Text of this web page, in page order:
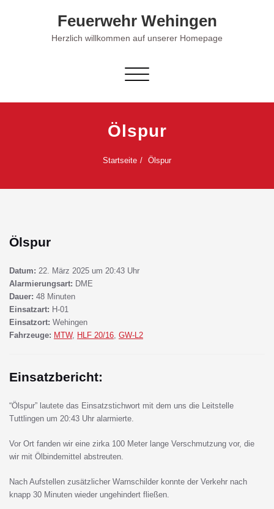
Feuerwehr Wehingen
Herzlich willkommen auf unserer Homepage
Schalte Navigation
Ölspur
Startseite Ölspur
Ölspur
Datum: 22. März 2025 um 20:43 Uhr
Alarmierungsart: DME
Dauer: 48 Minuten
Einsatzart: H-01
Einsatzort: Wehingen
Fahrzeuge: MTW, HLF 20/16, GW-L2
Einsatzbericht:
“Ölspur” lautete das Einsatzstichwort mit dem uns die Leitstelle
Tuttlingen um 20:43 Uhr alarmierte.
Vor Ort fanden wir eine zirka 100 Meter lange Verschmutzung vor, die
wir mit Ölbindemittel abstreuten.
Nach Aufstellen zusätzlicher Warnschilder konnte der Verkehr nach
knapp 30 Minuten wieder ungehindert fließen.